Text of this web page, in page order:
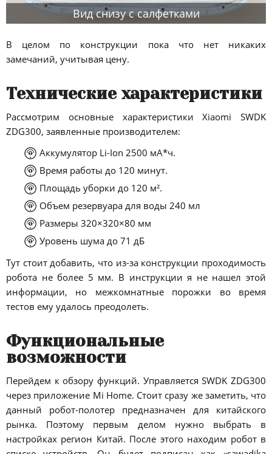
Вид снизу с салфетками
В целом по конструкции пока что нет никаких
замечаний, учитывая цену.
Технические характеристики
Рассмотрим основные характеристики Xiaomi SWDK
ZDG300, заявленные производителем:
Аккумулятор Li-Ion 2500 мА*ч.
Время работы до 120 минут.
Площадь уборки до 120 м².
Объем резервуара для воды 240 мл
Размеры 320×320×80 мм
Уровень шума до 71 дБ
Тут стоит добавить, что из-за конструкции проходимость
робота не более 5 мм. В инструкции я не нашел этой
информации, но межкомнатные порожки во время
тестов ему удалось преодолеть.
Функциональные
возможности
Перейдем к обзору функций. Управляется SWDK ZDG300
через приложение Mi Home. Стоит сразу же заметить, что
данный робот-полотер предназначен для китайского
рынка. Поэтому первым делом нужно выбрать в
настройках регион Китай. После этого находим робот в